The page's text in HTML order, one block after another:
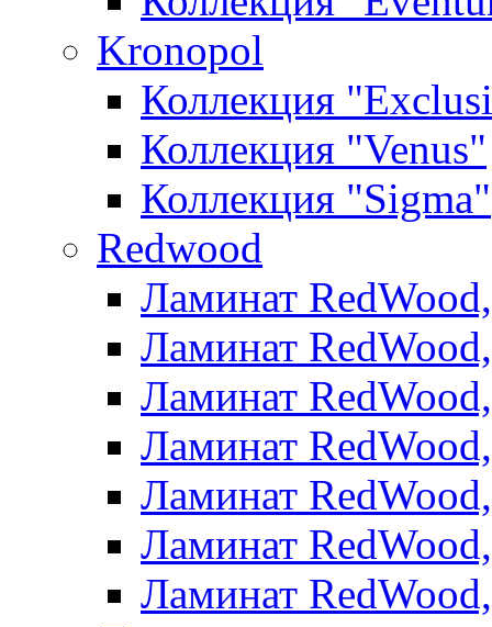
Kronopol
Коллекция
Коллекция "Venus"
Коллекция "Sigma"
Redwood
Ламинат
Ламинат
Ламинат
Ламинат
Ламинат
Ламинат
Ламинат